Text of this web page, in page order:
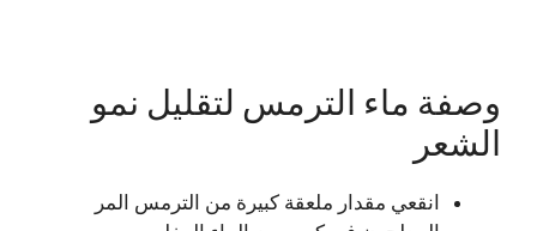
وصفة ماء الترمس لتقليل نمو
الشعر
انقعي مقدار ملعقة كبيرة من الترمس المر